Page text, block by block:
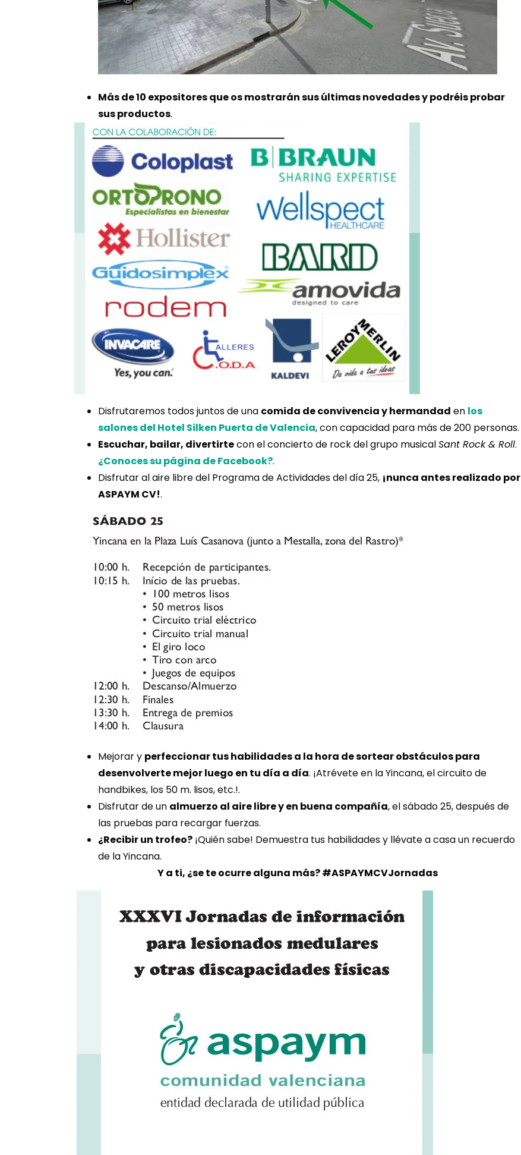
Más de 10 expositores que os mostrarán sus últimas novedades y podréis probar
sus productos.
Disfrutaremos todos juntos de una comida de convivencia y hermandad en los
salones del Hotel Silken Puerta de Valencia, con capacidad para más de 200 personas.
Escuchar, bailar, divertirtecon el concierto de rock del grupo musicalSant Rock & Roll.
¿Conoces su página de Facebook?.
Disfrutar al aire libre del Programa de Actividades del día 25, ¡nunca antes realizado por
ASPAYM CV!.
Mejorar y perfeccionar tus habilidades a la hora de sortear obstáculos para
desenvolverte mejor luego en tu día a día. ¡Atrévete en la Yincana, el circuito de
handbikes, los 50 m. lisos, etc.!.
Disfrutar de un almuerzo al aire libre y en buena compañía, el sábado 25, después de
las pruebas para recargar fuerzas.
¿Recibir un trofeo?¡Quién sabe! Demuestra tus habilidades y llévate a casa un recuerdo
de la Yincana.
Y a ti, ¿se te ocurre alguna más? #ASPAYMCVJornadas